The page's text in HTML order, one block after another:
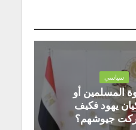
سياسي
المسلمين أو
يهود فكيف
جيوشهم؟